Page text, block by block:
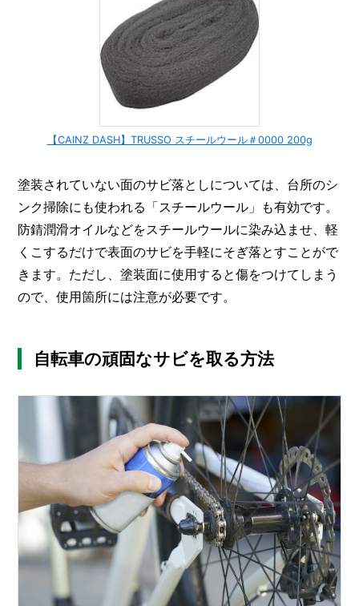
【CAINZ DASH】TRUSSO スチールウール＃0000 200g
塗装されていない面のサビ落としについては、台所のシ
ンク掃除にも使われる「スチールウール」も有効です。
防錆潤滑オイルなどをスチールウールに染み込ませ、軽
くこするだけで表面のサビを手軽にそぎ落とすことがで
きます。ただし、塗装面に使用すると傷をつけてしまう
ので、使用箇所には注意が必要です。
自転車の頑固なサビを取る方法